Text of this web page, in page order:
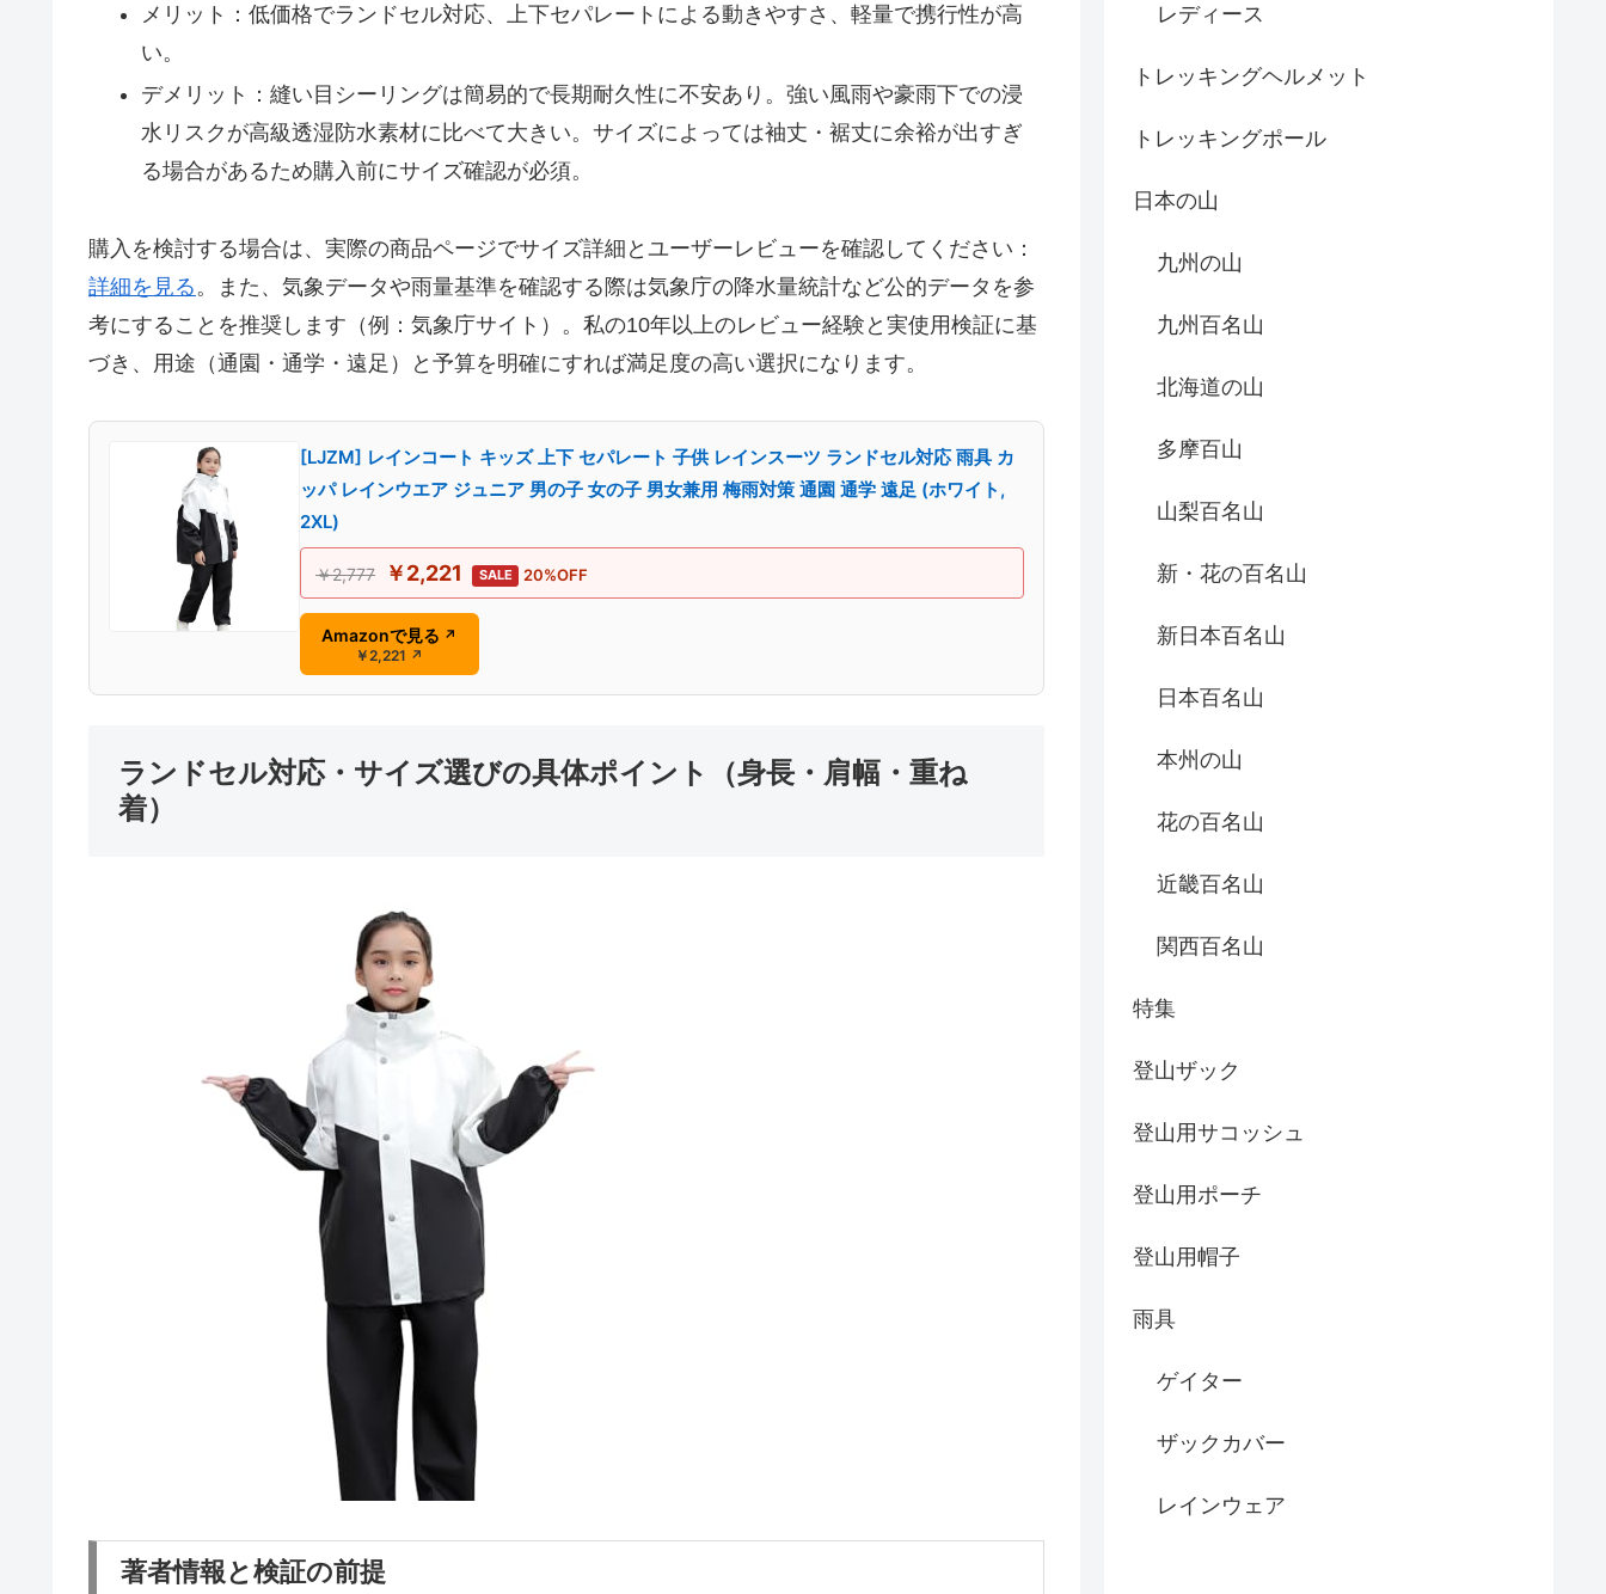
メリット：低価格でランドセル対応、上下セパレートによる動きやすさ、軽量で携行性が高
い。
デメリット：縫い目シーリングは簡易的で長期耐久性に不安あり。強い風雨や豪雨下での浸
水リスクが高級透湿防水素材に比べて大きい。サイズによっては袖丈・裾丈に余裕が出すぎ
る場合があるため購入前にサイズ確認が必須。
購入を検討する場合は、実際の商品ページでサイズ詳細とユーザーレビューを確認してください：
詳細を見る 。また、気象データや雨量基準を確認する際は気象庁の降水量統計など公的データを参
考にすることを推奨します（例：気象庁サイト）。私の10年以上のレビュー経験と実使用検証に基
づき、用途（通園・通学・遠足）と予算を明確にすれば満足度の高い選択になります。
[LJZM] レインコート キッズ 上下 セパレート 子供 レインスーツ ランドセル対応 雨具 カ
ッパ レインウエア ジュニア 男の子 女の子 男女兼用 梅雨対策 通園 通学 遠足 (ホワイト,
2XL)
￥2,777 ￥2,221 SALE 20%OFF
Amazonで見る ↗
￥2,221 ↗
ランドセル対応・サイズ選びの具体ポイント（身長・肩幅・重ね
着）
著者情報と検証の前提
レディース
トレッキングヘルメット
トレッキングポール
日本の山
九州の山
九州百名山
北海道の山
多摩百山
山梨百名山
新・花の百名山
新日本百名山
日本百名山
本州の山
花の百名山
近畿百名山
関西百名山
特集
登山ザック
登山用サコッシュ
登山用ポーチ
登山用帽子
雨具
ゲイター
ザックカバー
レインウェア